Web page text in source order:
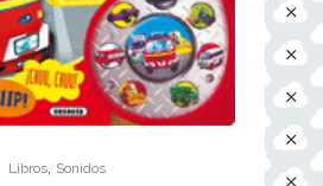
Libros Sonidos